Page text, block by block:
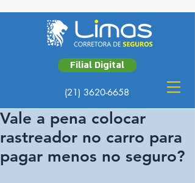
Filial Digital
(21) 3620-6658
Vale a pena colocar
rastreador no carro para
pagar menos no seguro?